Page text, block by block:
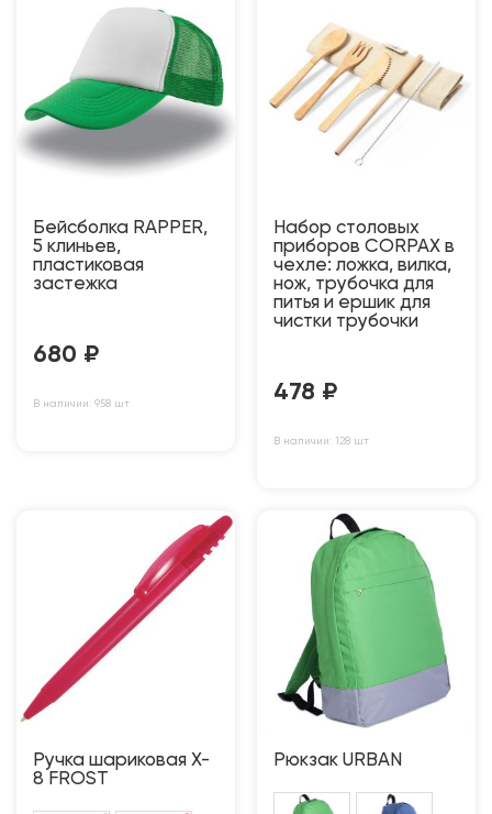
Бейсболка RAPPER,
5 клиньев,
пластиковая
застежка
680 ₽
В наличии: 958 шт
Набор столовых
приборов CORPAX в
чехле: ложка, вилка,
нож, трубочка для
питья и ершик для
чистки трубочки
478 ₽
В наличии: 128 шт
Ручка шариковая X-
8 FROST
Рюкзак URBAN